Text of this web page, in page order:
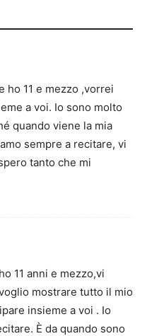
ho 11 e mezzo ,vorrei
a voi. Io sono molto
quando viene la mia
sempre a recitare, vi
tanto che mi
11 anni e mezzo,vi
mostrare tutto il mio
insieme a voi . Io
È da quando sono